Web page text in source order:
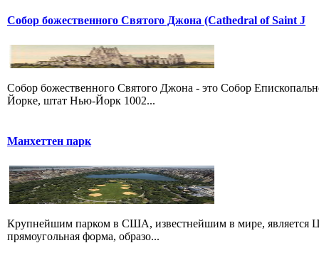
Собор божественного Святого Джона (Cathedral of Saint J
Собор божественного Святого Джона - это Собор
Йорке, штат Нью-Йорк 1002...
Манхеттен парк
Крупнейшим парком в США, известнейшим в мире, является
прямоугольная форма, образо...